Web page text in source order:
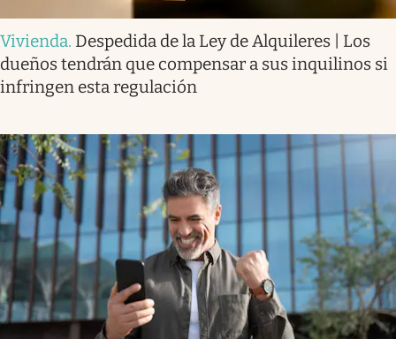
Vivienda. Despedida de la Ley de Alquileres | Los
dueños tendrán que compensar a sus inquilinos si
infringen esta regulación